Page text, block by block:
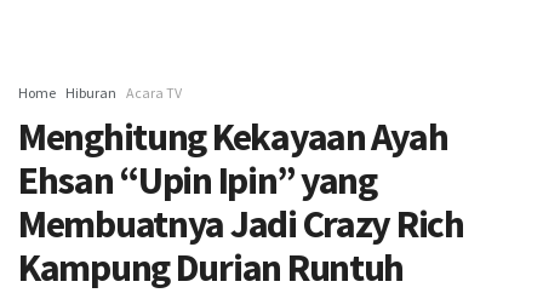
Home Hiburan Acara TV
Menghitung Kekayaan Ayah
Ehsan “Upin Ipin” yang
Membuatnya Jadi Crazy Rich
Kampung Durian Runtuh